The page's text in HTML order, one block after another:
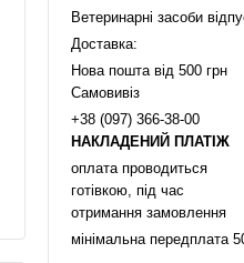
Ветеринарні засоби
Доставка:
Нова пошта від 500 грн
Самовивіз
+38 (097) 366-38-00
НАКЛАДЕНИЙ ПЛАТІЖ
оплата проводиться
готівкою, під час
отримання замовлення
мінімальна передплата